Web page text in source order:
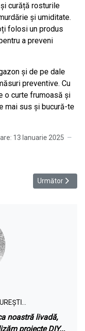
curăță rosturile
și umiditate.
folosi un produs
a preveni
și de pe dale
preventive. Cu
o curte frumoasă și
mai sus și bucură-te
13 Ianuarie 2025
gratuite pentru design-ul
Articolul
Următor
noastră livadă,
proiecte DIY...